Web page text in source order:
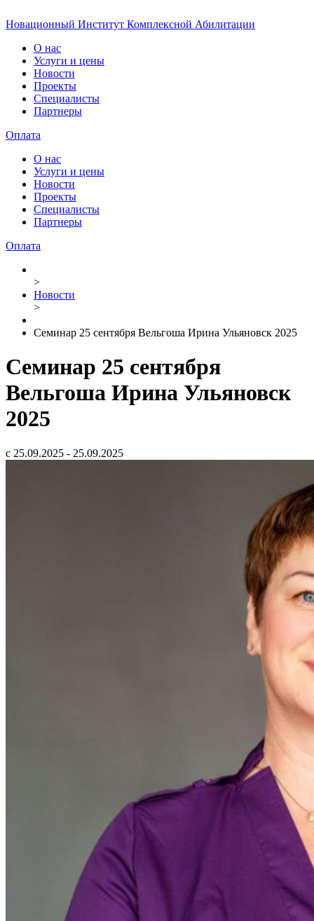
Новационный Институт Комплексной Абилитации
О нас
Услуги и цены
Новости
Проекты
Специалисты
Партнеры
Оплата
О нас
Услуги и цены
Новости
Проекты
Специалисты
Партнеры
Оплата
>
Новости
>
Семинар 25 сентября Вельгоша Ирина Ульяновск 2025
Семинар 25 сентября
Вельгоша Ирина Ульяновск
2025
с 25.09.2025 - 25.09.2025